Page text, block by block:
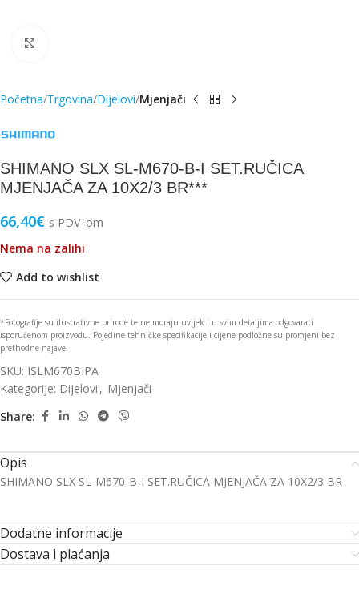
Početna Trgovina Dijelovi Mjenjači
SHIMANO SLX SL-M670-B-I SET.RUČICA
MJENJAČA ZA 10X2/3 BR***
66,40€ s PDV-om
Nema na zalihi
Add to wishlist
*Fotografije su ilustrativne prirode te ne moraju uvijek i u svim detaljima odgovarati
isporučenom proizvodu. Pojedine tehničke specifikacije i cijene podložne su promjeni bez
prethodne najave.
SKU: ISLM670BIPA
Kategorije: Dijelovi , Mjenjači
Share:
Opis
SHIMANO SLX SL-M670-B-I SET.RUČICA MJENJAČA ZA 10X2/3 BR
Dodatne informacije
Dostava i plaćanja